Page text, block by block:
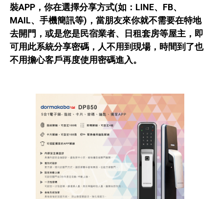
裝APP，你在選擇分享方式(如：LINE、FB、
MAIL、手機簡訊等)，當朋友來你就不需要在特地
去開門，或是您是民宿業者、日租套房等屋主，即
可用此系統分享密碼，人不用到現場，時間到了也
不用擔心客戶再度使用密碼進入。